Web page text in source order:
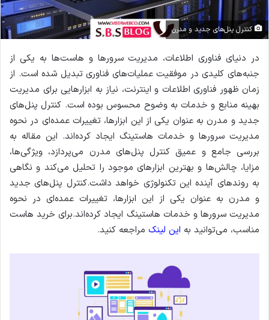
کنترل پنل‌های جدید و مدرن
در دنیای فناوری اطلاعات، مدیریت سرورها و هاست‌ها به یکی از
جنبه‌های کلیدی در موفقیت عملیات‌های فناوری تبدیل شده است. از
زمان ظهور فناوری اطلاعات و اینترنت، نیاز به ابزارهایی برای مدیریت
بهینه منابع و خدمات به وضوح محسوس بوده است. کنترل پنل‌های
جدید و مدرن به عنوان یکی از این ابزارها، تغییرات عمده‌ای در نحوه
مدیریت سرورها و خدمات هاستینگ ایجاد کرده‌اند. این مقاله به
بررسی جامع و عمیق کنترل پنل‌های مدرن می‌پردازد، ویژگی‌ها،
مزایا، چالش‌ها و بهترین ابزارهای موجود را تحلیل می‌کند و نگاهی
به روندهای آینده این تکنولوژی خواهد داشت.کنترل پنل‌های جدید
و مدرن به عنوان یکی از این ابزارها، تغییرات عمده‌ای در نحوه
مدیریت سرورها و خدمات هاستینگ ایجاد کرده‌اند.برای خرید هاست
مناسب، می‌توانید به این لینک مراجعه کنید.